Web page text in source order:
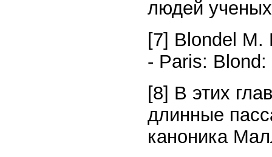
людей
[7] Blondel M.
- Paris:
[8] В этих
длинные
каноника